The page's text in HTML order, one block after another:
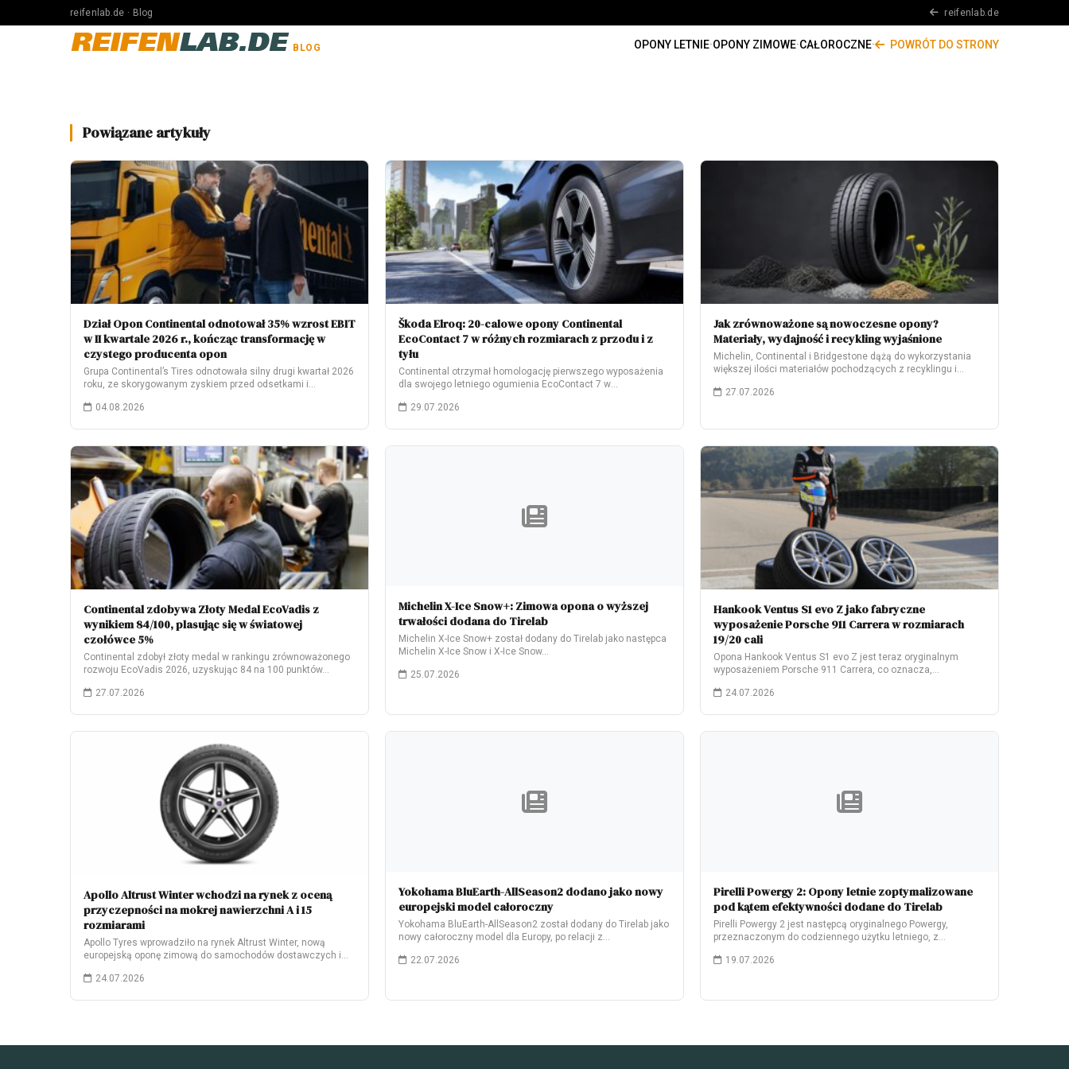
reifenlab.de · Blog reifenlab.de
REIFENLAB.DE BLOG OPONY LETNIE·OPONY ZIMOWE·CAŁOROCZNE· POWRÓT DO STRONY
Powiązane artykuły
Dział Opon Continental odnotował 35% wzrost EBIT
w II kwartale 2026 r., kończąc transformację w
czystego producenta opon
Grupa Continental’s Tires odnotowała silny drugi kwartał 2026
roku, ze skorygowanym zyskiem przed odsetkami i…
04.08.2026
Škoda Elroq: 20-calowe opony Continental
EcoContact 7 w różnych rozmiarach z przodu i z
tyłu
Continental otrzymał homologację pierwszego wyposażenia
dla swojego letniego ogumienia EcoContact 7 w
29.07.2026
Jak zrównoważone są nowoczesne opony?
Materiały, wydajność i recykling wyjaśnione
Michelin, Continental i Bridgestone dążą do wykorzystania
większej ilości materiałów pochodzących z recyklingu i
27.07.2026
Continental zdobywa Złoty Medal EcoVadis z
wynikiem 84/100, plasując się w światowej
czołówce 5%
Continental zdobył złoty medal w rankingu zrównoważonego
rozwoju EcoVadis 2026, uzyskując 84 na 100 punktów…
27.07.2026
Michelin X-Ice Snow+: Zimowa opona o wyższej
trwałości dodana do Tirelab
Michelin X-Ice Snow+ został dodany do Tirelab jako następca
Michelin X-Ice Snow i X-Ice Snow…
25.07.2026
Hankook Ventus S1 evo Z jako fabryczne
wyposażenie Porsche 911 Carrera w rozmiarach
19/20 cali
Opona Hankook Ventus S1 evo Z jest teraz oryginalnym
wyposażeniem Porsche 911 Carrera, co oznacza,…
24.07.2026
Apollo Altrust Winter wchodzi na rynek z oceną
przyczepności na mokrej nawierzchni A i 15
rozmiarami
Apollo Tyres wprowadziło na rynek Altrust Winter, nową
europejską oponę zimową do samochodów dostawczych i…
24.07.2026
Yokohama BluEarth-AllSeason2 dodano jako nowy
europejski model całoroczny
Yokohama BluEarth-AllSeason2 został dodany do Tirelab jako
nowy całoroczny model dla Europy, po relacji z…
22.07.2026
Pirelli Powergy 2: Opony letnie zoptymalizowane
pod kątem efektywności dodane do Tirelab
Pirelli Powergy 2 jest następcą oryginalnego Powergy,
przeznaczonym do codziennego użytku letniego, z
19.07.2026